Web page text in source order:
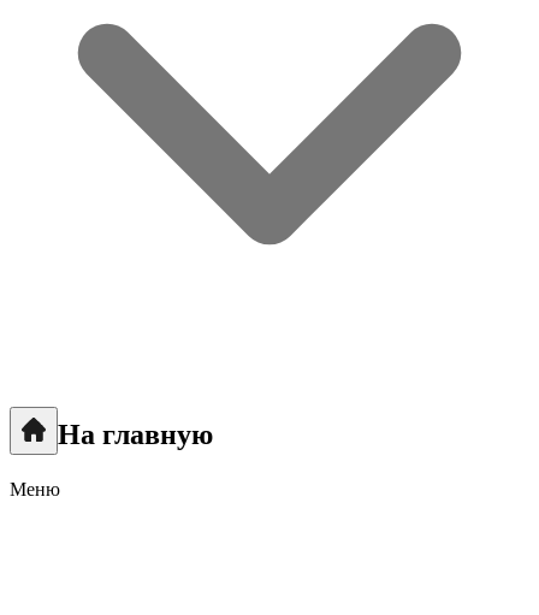
На главную
Меню